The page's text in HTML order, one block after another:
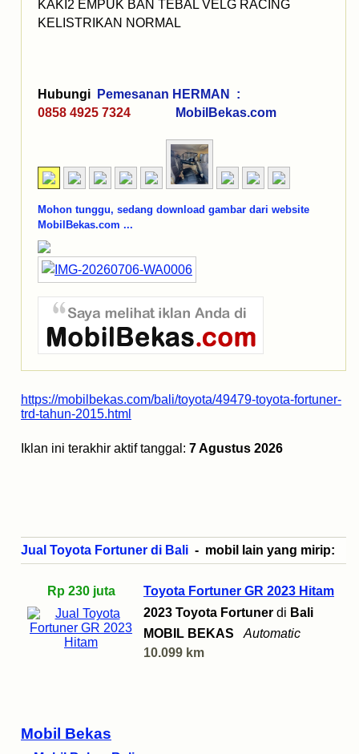
Mobil Bekas
KAKI2 EMPUK BAN TEBAL VELG RACING
KELISTRIKAN NORMAL
Hubungi
Pemesanan HERMAN :
0858 4925 7324
MobilBekas.com
Mohon tunggu, sedang download gambar dari website
MobilBekas.com ...
https://mobilbekas.com/bali/toyota/49479-toyota-fortuner-
trd-tahun-2015.html
Iklan ini terakhir aktif tanggal: 7 Agustus 2026
Jual Toyota Fortuner di Bali - mobil lain yang mirip:
Rp 230 juta
Toyota Fortuner GR 2023 Hitam
2023 Toyota Fortuner di Bali
MOBIL BEKAS
Automatic
10.099 km